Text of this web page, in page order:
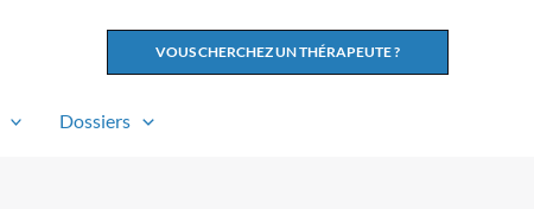
VOUS CHERCHEZ UN THÉRAPEUTE ?
Dossiers